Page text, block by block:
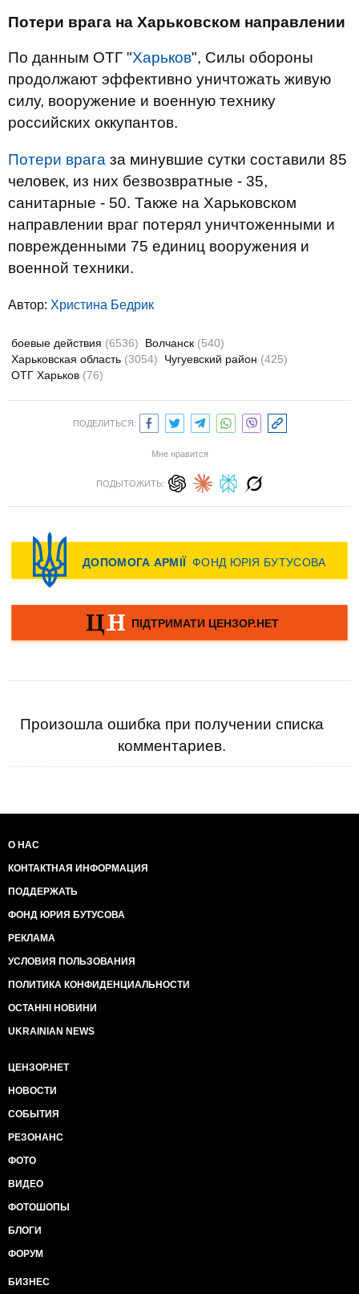
Потери врага на Харьковском направлении
По данным ОТГ "Харьков", Силы обороны
продолжают эффективно уничтожать живую
силу, вооружение и военную технику
российских оккупантов.
Потери врага за минувшие сутки составили 85
человек, из них безвозвратные - 35,
санитарные - 50. Также на Харьковском
направлении враг потерял уничтоженными и
поврежденными 75 единиц вооружения и
военной техники.
Автор: Христина Бедрик
боевые действия (6536) Волчанск (540)
Харьковская область (3054) Чугуевский район (425)
ОТГ Харьков (76)
ПОДЕЛИТЬСЯ:
Мне нравится
ПОДЫТОЖИТЬ:
Произошла ошибка при получении списка
комментариев.
О НАС
КОНТАКТНАЯ ИНФОРМАЦИЯ
ПОДДЕРЖАТЬ
ФОНД ЮРИЯ БУТУСОВА
РЕКЛАМА
УСЛОВИЯ ПОЛЬЗОВАНИЯ
ПОЛИТИКА КОНФИДЕНЦИАЛЬНОСТИ
ОСТАННІ НОВИНИ
UKRAINIAN NEWS
ЦЕНЗОР.НЕТ
НОВОСТИ
СОБЫТИЯ
РЕЗОНАНС
ФОТО
ВИДЕО
ФОТОШОПЫ
БЛОГИ
ФОРУМ
БИЗНЕС